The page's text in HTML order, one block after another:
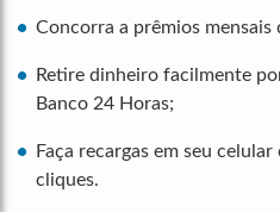
Concorra a prêmios mensais
Retire dinheiro facilmente
Banco 24 Horas;
Faça recargas em seu
cliques.